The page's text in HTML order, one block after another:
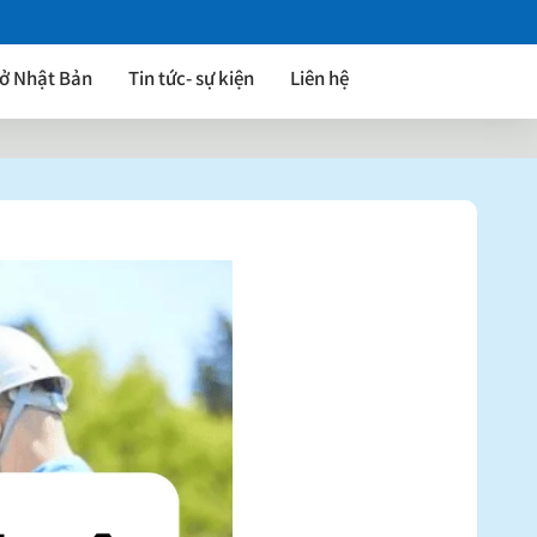
Nhật Bản Tin tức- sự kiện Liên hệ